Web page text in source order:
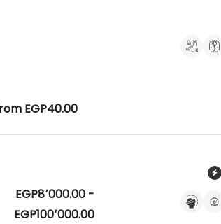
EGP40.00
EGP8٬000.00 -
EGP100٬000.00